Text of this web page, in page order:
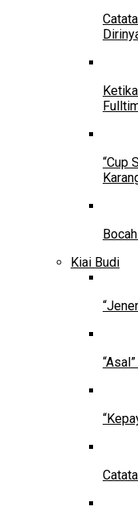
“Cup
Kiai Budi